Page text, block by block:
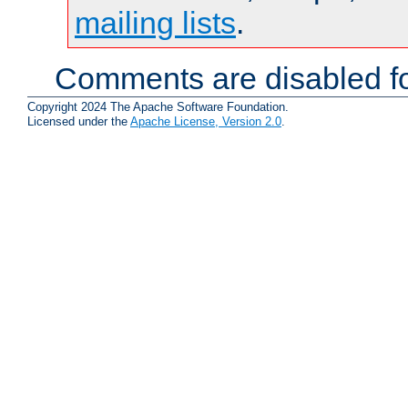
mailing lists.
Comments are disabled
Copyright 2024 The Apache Software Foundation.
Licensed under the Apache License, Version 2.0